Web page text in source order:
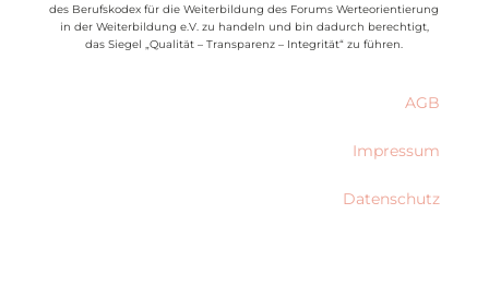
des Berufskodex für die Weiterbildung des Forums Werteorientierung
in der Weiterbildung e.V. zu handeln und bin dadurch berechtigt,
das Siegel „Qualität– Transparenz– Integrität“ zu führen.
AGB
Impressum
Datenschutz